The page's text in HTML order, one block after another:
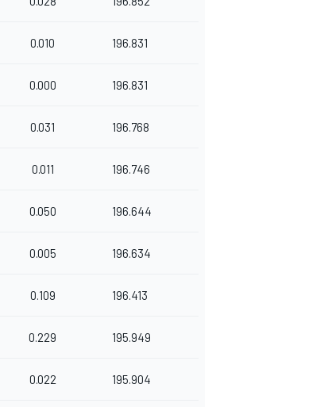
0.010 196.831
0.000 196.831
0.031 196.768
0.011 196.746
0.050 196.644
0.005 196.634
0.109 196.413
0.229 195.949
0.022 195.904